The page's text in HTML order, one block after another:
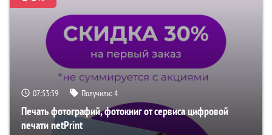
07:53:58 Получили:4
Печать фотографий, фотокниг от сервиса цифровой
печати netPrint